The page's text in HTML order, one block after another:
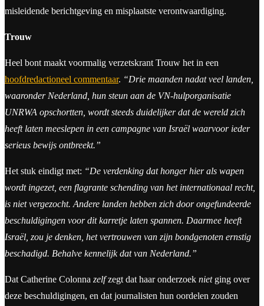
misleidende berichtgeving en misplaatste verontwaardiging.
Trouw
Heel bont maakt voormalig verzetskrant Trouw het in een
hoofdredactioneel commentaar. “Drie maanden nadat veel landen,
waaronder Nederland, hun steun aan de VN-hulporganisatie
UNRWA opschortten, wordt steeds duidelijker dat de wereld zich
heeft laten meeslepen in een campagne van Israël waarvoor ieder
serieus bewijs ontbreekt.”
Het stuk eindigt met: “De verdenking dat honger hier als wapen
wordt ingezet, een flagrante schending van het internationaal recht,
is niet vergezocht. Andere landen hebben zich door ongefundeerde
beschuldigingen voor dit karretje laten spannen. Daarmee heeft
Israël, zou je denken, het vertrouwen van zijn bondgenoten ernstig
beschadigd. Behalve kennelijk dat van Nederland.”
Dat Catherine Colonna zelfzegt dat haar onderzoek nietging over
deze beschuldigingen, en dat journalisten hun oordelen zouden